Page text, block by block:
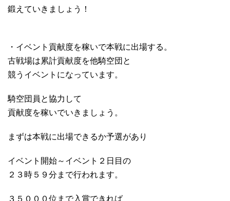
鍛えていきましょう！
・イベント貢献度を稼いで本戦に出場する。
古戦場は累計貢献度を他騎空団と
競うイベントになっています。
騎空団員と協力して
貢献度を稼いでいきましょう。
まずは本戦に出場できるか予選があり
イベント開始～イベント２日目の
２３時５９分まで行われます。
３５０００位まで入賞できれば